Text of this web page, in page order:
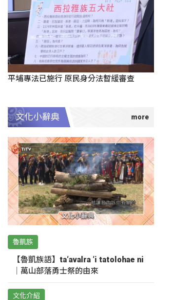
平埔專法已施行 原民身分法暫緩審查
文化小辭典
魯凱族
【魯凱族語】ta‘avalra ‘i tatolohae ni
｜萬山部落勇士祭的由來
文化介紹